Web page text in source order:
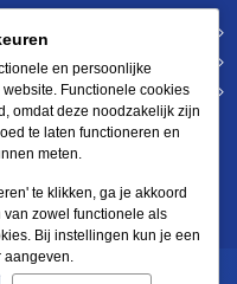
en persoonlijke
Functionele cookies
omdat deze noodzakelijk zijn
te laten functioneren en
meten.
te klikken, ga je akkoord
van zowel functionele als
Bij instellingen kun je een
aangeven.